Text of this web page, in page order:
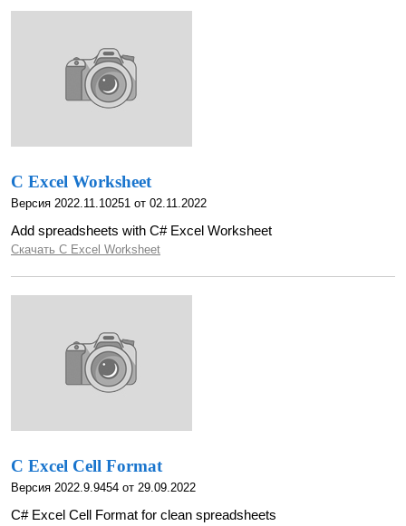
C Excel Worksheet
Версия 2022.11.10251 от 02.11.2022
Add spreadsheets with C# Excel Worksheet
Скачать C Excel Worksheet
C Excel Cell Format
Версия 2022.9.9454 от 29.09.2022
C# Excel Cell Format for clean spreadsheets